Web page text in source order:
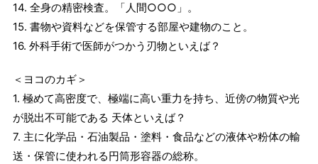
14. 全身の精密検査。「人間○○○」。
15. 書物や資料などを保管する部屋や建物のこと。
16. 外科手術で医師がつかう刃物といえば？
＜ヨコのカギ＞
1. 極めて高密度で、極端に高い重力を持ち、近傍の物質や光
が脱出不可能である 天体といえば？
7. 主に化学品・石油製品・塗料・食品などの液体や粉体の輸
送・保管に使われる円筒形容器の総称。